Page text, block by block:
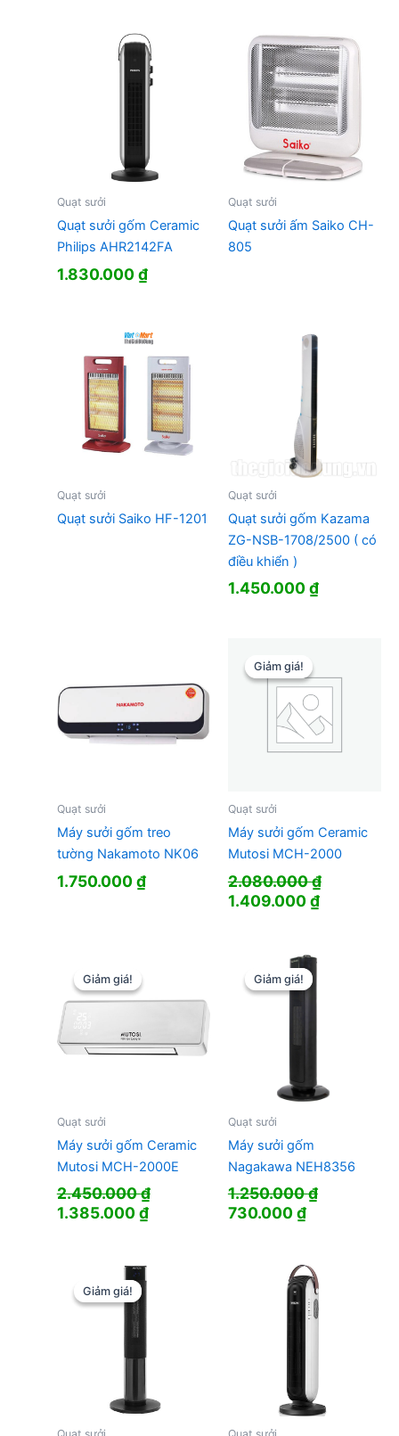
2.550.000 ₫.là:
1.750.000 ₫.
Quạt sưởi
Quạt sưởi gốm Ceramic
Philips AHR2142FA
1.830.000₫
Quạt sưởi
Quạt sưởi ấm Saiko CH-
805
Quạt sưởi
Quạt sưởi Saiko HF-1201
Quạt sưởi
Quạt sưởi gốm Kazama
ZG-NSB-1708/2500 ( có
điều khiển )
1.450.000₫
Quạt sưởi
Máy sưởi gốm treo
tường Nakamoto NK06
1.750.000₫
Giảm giá!
Giảm giá!
Quạt sưởi
Máy sưởi gốm Ceramic
Mutosi MCH-2000
2.080.000₫
Giá
2.080.000 ₫.
1.409.000₫Giá
Giảm giá!
Giảm giá!
Quạt sưởi
Máy sưởi gốm Ceramic
Mutosi MCH-2000E
2.450.000₫
Giá
2.450.000 ₫.
1.385.000₫Giá
Giảm giá!
Giảm giá!
Quạt sưởi
Máy sưởi gốm
Nagakawa NEH8356
1.250.000₫
Giá
1.250.000 ₫.
730.000₫Giá
là:
730.000 ₫.
Giảm giá!
Giảm giá!